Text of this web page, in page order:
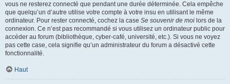
vous ne resterez connecté que pendant une durée déterminée. Cela empêche
que quelqu’un d’autre utilise votre compte à votre insu en utilisant le même
ordinateur. Pour rester connecté, cochez la case Se souvenir de moi lors de la
connexion. Ce n’est pas recommandé si vous utilisez un ordinateur public pour
accéder au forum (bibliothèque, cyber-café, université, etc.). Si vous ne voyez
pas cette case, cela signifie qu’un administrateur du forum a désactivé cette
fonctionnalité.
Haut